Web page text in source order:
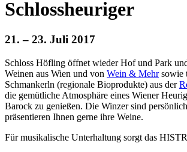
Schlossheuriger
21. – 23. Juli 2017
Schloss Höfling öffnet wieder Hof und Park
Weinen aus Wien und von Wein & Mehrsowie
Schmankerln (regionale Bioprodukte) aus der
die gemütliche Atmosphäre eines Wiener
Barock zu genießen. Die Winzer sind
präsentieren Ihnen gerne ihre Weine.
Für musikalische Unterhaltung sorgt das